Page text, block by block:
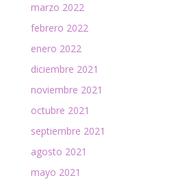
marzo 2022
febrero 2022
enero 2022
diciembre 2021
noviembre 2021
octubre 2021
septiembre 2021
agosto 2021
mayo 2021